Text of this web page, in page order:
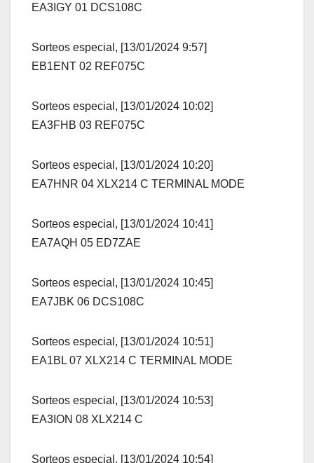
EA3IGY 01 DCS108C
Sorteos especial, [13/01/2024 9:57]
EB1ENT 02 REF075C
Sorteos especial, [13/01/2024 10:02]
EA3FHB 03 REF075C
Sorteos especial, [13/01/2024 10:20]
EA7HNR 04 XLX214 C TERMINAL MODE
Sorteos especial, [13/01/2024 10:41]
EA7AQH 05 ED7ZAE
Sorteos especial, [13/01/2024 10:45]
EA7JBK 06 DCS108C
Sorteos especial, [13/01/2024 10:51]
EA1BL 07 XLX214 C TERMINAL MODE
Sorteos especial, [13/01/2024 10:53]
EA3ION 08 XLX214 C
Sorteos especial, [13/01/2024 10:54]